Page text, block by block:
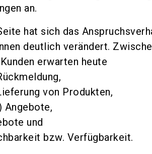
an.
hat sich das
deutlich verändert.
erwarten heute
von Produkten,
Angebote,
und
bzw. Verfügbarkeit.